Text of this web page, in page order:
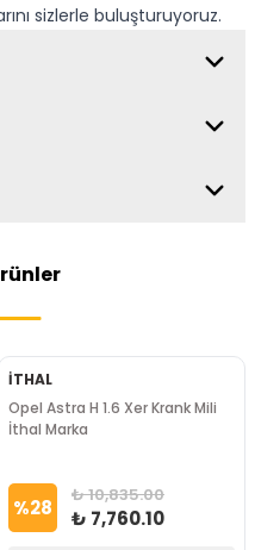
sizlerle buluşturuyoruz.
İTHAL
Opel Astra H 1.6 Xer Krank Mili
İthal Marka
%28 ₺ 10,835.00
₺ 7,760.10